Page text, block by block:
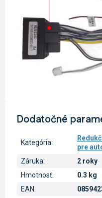
Dodatočné
Kategória:
pre
Záruka:
2 roky
Hmotnosť:
0.3 kg
EAN: